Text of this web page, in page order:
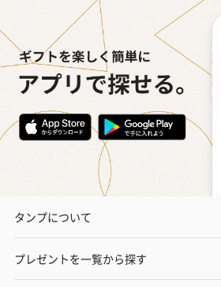
タンプについて
プレゼントを一覧から探す